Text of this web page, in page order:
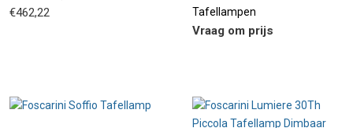
€462,22 Tafellampen
Vraag om prijs